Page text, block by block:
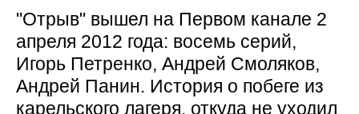
"Отрыв" вышел на Первом канале 2
апреля 2012 года: восемь серий,
Игорь Петренко, Андрей Смоляков,
Андрей Панин. История о побеге из
карельского лагеря, откуда не уходил